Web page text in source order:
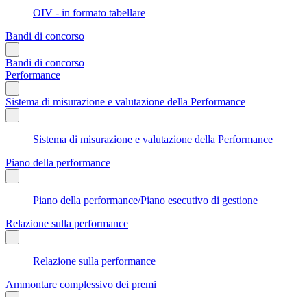
OIV - in formato tabellare
Bandi di concorso
Bandi di concorso
Performance
Sistema di misurazione e valutazione della Performance
Sistema di misurazione e valutazione della Performance
Piano della performance
Piano della performance/Piano esecutivo di gestione
Relazione sulla performance
Relazione sulla performance
Ammontare complessivo dei premi